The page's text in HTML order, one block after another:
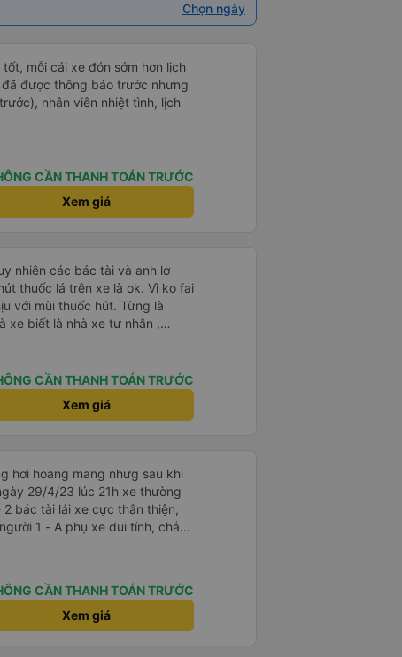
Chọn ngày
mỗi cái xe đón sớm hơn lịch
được thông báo trước nhưng
nhân viên nhiệt tình, lịch
CẦN THANH TOÁN TRƯỚC
Xem giá
nhiên các bác tài và anh lơ
thuốc lá trên xe là ok. Vì ko fai
với mùi thuốc hút. Từng là
xe biết là nhà xe tư nhân ,
của Phương Trang Busline, từ
CẦN THANH TOÁN TRƯỚC
Xem giá
hơi hoang mang nhưg sau khi
29/4/23 lúc 21h xe thường
bác tài lái xe cực thân thiện,
tính, chắc
cười câu đó - Xe xuất bến
Nhưng nhìn chug khá ổn, có
CẦN THANH TOÁN TRƯỚC
Xem giá